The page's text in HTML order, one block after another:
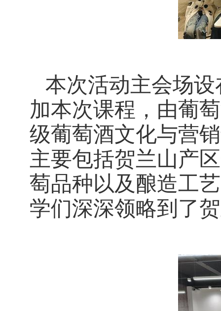
本次活动主会场
加本次课程， 由葡
级葡萄酒文化与营
主要包括贺兰山产区
萄品种以及酿造工
学们深深领略到了